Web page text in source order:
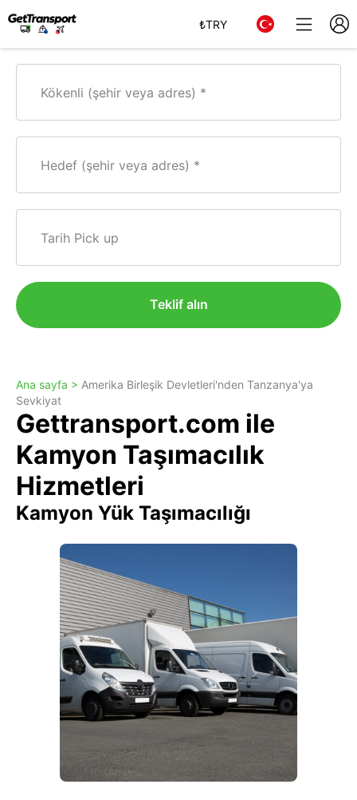
₺TRY
Kökenli (şehir veya adres)
Hedef (şehir veya adres)
Tarih Pick up
Teklif alın
Ana sayfa > Amerika Birleşik Devletleri'nden Tanzanya'ya
Sevkiyat
Gettransport.com ile
Kamyon Taşımacılık
Hizmetleri
Kamyon Yük Taşımacılığı